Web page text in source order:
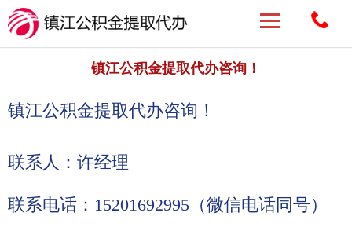
镇江公积金提取代办咨询！
镇江公积金提取代办咨询！
联系人：许经理
联系电话：15201692995 （微信电话同号）